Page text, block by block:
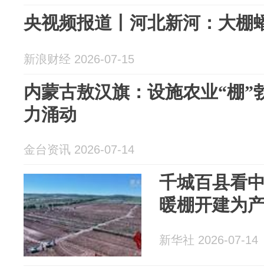
央视频报道丨河北新河：大棚
新浪财经 2026-07-15
内蒙古敖汉旗：设施农业“棚”
力涌动
金台资讯 2026-07-14
千城百县看
暖棚开建为
新华社 2026-07-14